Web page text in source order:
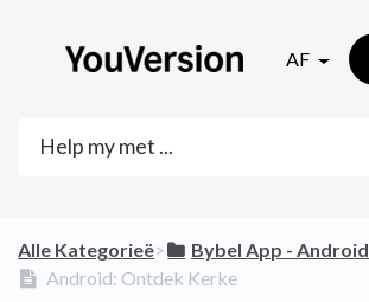
AF
Alle Kategorieë​>​ ​Bybel App - Android
Android: Ontdek Kerke